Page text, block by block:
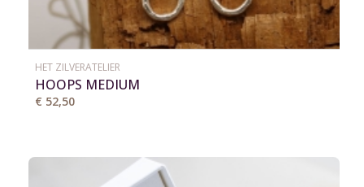
HET ZILVERATELIER
HOOPS MEDIUM
€ 52,50